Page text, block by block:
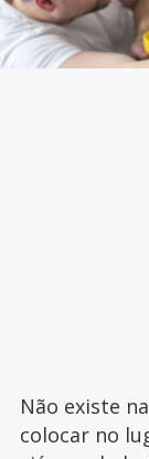
Não existe
colocar no